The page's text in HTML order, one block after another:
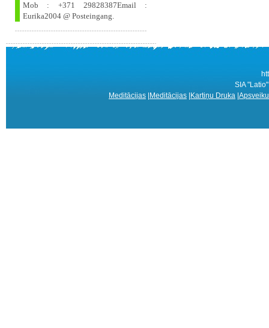
Mob : +371 29828387Email :
Eurika2004 @ Posteingang.
SIA
Meditācijas Meditācijas Kartiņu Druka